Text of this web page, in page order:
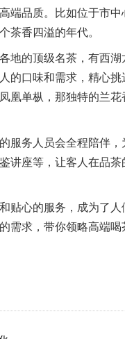
端品质。比如位于市
茶香四溢的年代。
地的顶级名茶，有西
的口味和需求，精心
凰单枞，那独特的兰
服务人员会全程陪伴，
讲座等，让客人在品
贴心的服务，成为了
需求，带你领略高端喝